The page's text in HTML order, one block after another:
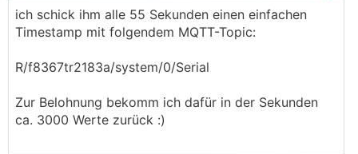
ich schick ihm alle 55 Sekunden einen einfachen
Timestamp mit folgendem MQTT-Topic:
R/f8367tr2183a/system/0/Serial
Zur Belohnung bekomm ich dafür in der Sekunden
ca. 3000 Werte zurück :)